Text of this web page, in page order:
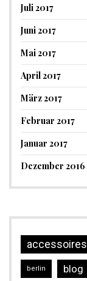
Juli 2017
Juni 2017
Mai 2017
April 2017
März 2017
Februar 2017
Januar 2017
Dezember 2016
accessoires
berlin blog